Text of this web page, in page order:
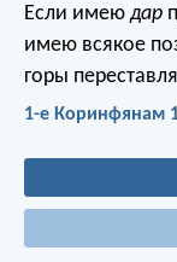
Если имею дар
имею всякое
горы
1-е Коринфянам